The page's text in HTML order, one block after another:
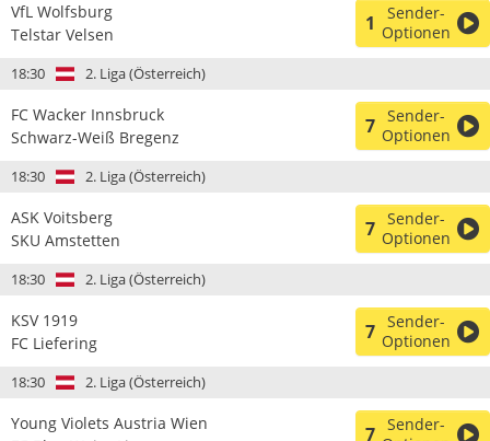
VfL Wolfsburg
Telstar Velsen
1
Sender-
Optionen
18:30 2. Liga (Österreich)
FC Wacker Innsbruck
Schwarz-Weiß Bregenz
7 Sender-
Optionen
18:30 2. Liga (Österreich)
ASK Voitsberg
SKU Amstetten
7 Sender-
Optionen
18:30 2. Liga (Österreich)
KSV 1919
FC Liefering
7 Sender-
Optionen
18:30 2. Liga (Österreich)
Young Violets Austria Wien
7 Sender-